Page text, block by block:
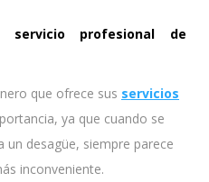
profesional de
que ofrece sus servicios
ya que cuando se
desagüe, siempre parece
inconveniente.